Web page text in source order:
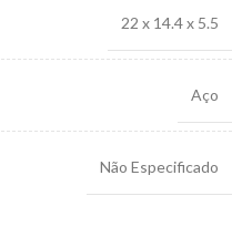
22 x 14.4 x 5.5
Aço
Não Especificado